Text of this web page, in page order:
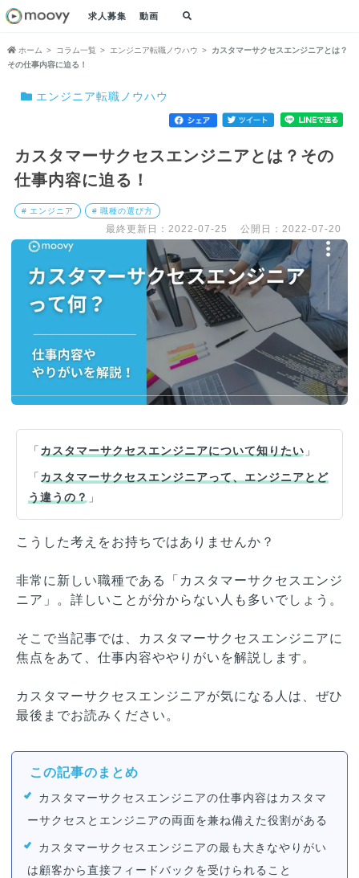
求人募集 動画
ホーム コラム一覧 エンジニア転職ノウハウ
カスタマーサクセスエンジニアとは？
その仕事内容に迫る！
エンジニア転職ノウハウ
カスタマーサクセスエンジニアとは？その
仕事内容に迫る！
# エンジニア # 職種の選び方
最終更新日：2022-07-25 公開日：2022-07-20
「 カスタマーサクセスエンジニアについて知りたい 」
「 カスタマーサクセスエンジニアって、エンジニアとど
う違うの？ 」
こうした考えをお持ちではありませんか？
非常に新しい職種である「カスタマーサクセスエンジ
ニア」。詳しいことが分からない人も多いでしょう。
そこで当記事では、カスタマーサクセスエンジニアに
焦点をあて、仕事内容ややりがいを解説します。
カスタマーサクセスエンジニアが気になる人は、ぜひ
最後までお読みください。
この記事のまとめ
カスタマーサクセスエンジニアの仕事内容はカスタマ
ーサクセスとエンジニアの両面を兼ね備えた役割がある
カスタマーサクセスエンジニアの最も大きなやりがい
は顧客から直接フィードバックを受けられること